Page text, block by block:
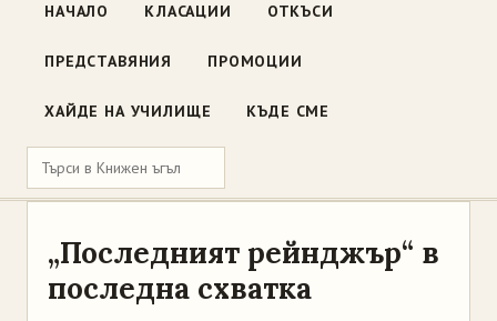
НАЧАЛО КЛАСАЦИИ ОТКЪСИ
ПРЕДСТАВЯНИЯ ПРОМОЦИИ
ХАЙДЕ НА УЧИЛИЩЕ КЪДЕ СМЕ
„Последният рейнджър“ в
последна схватка